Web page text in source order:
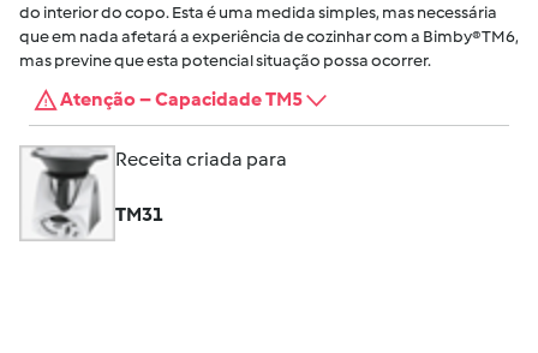
do interior do copo. Esta é uma medida simples, mas necessária
que em nada afetará a experiência de cozinhar com a Bimby® TM6,
mas previne que esta potencial situação possa ocorrer.
Atenção – Capacidade TM5
Receita criada para
TM31